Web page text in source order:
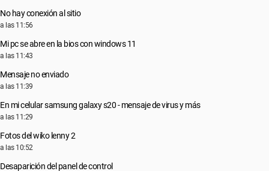
No hay conexión al sitio
a las 11:56
Mi pc se abre en la bios con windows 11
a las 11:43
Mensaje no enviado
a las 11:39
En mi celular samsung galaxy s20 - mensaje de virus y más
a las 11:29
Fotos del wiko lenny 2
a las 10:52
Desaparición del panel de control